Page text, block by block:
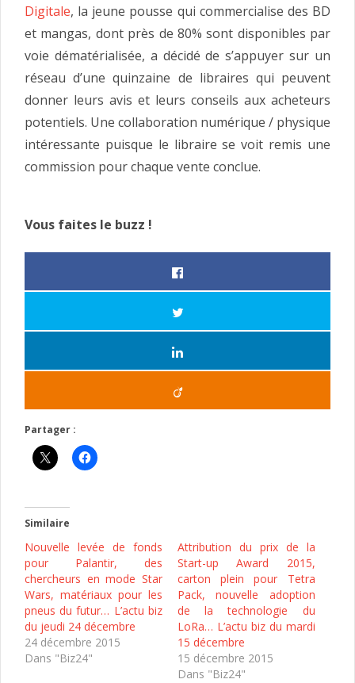
Digitale, la jeune pousse qui commercialise des BD
et mangas, dont près de 80% sont disponibles par
voie dématérialisée, a décidé de s’appuyer sur un
réseau d’une quinzaine de libraires qui peuvent
donner leurs avis et leurs conseils aux acheteurs
potentiels. Une collaboration numérique / physique
intéressante puisque le libraire se voit remis une
commission pour chaque vente conclue.
Vous faites le buzz !
Partager :
Similaire
Nouvelle levée de fonds
pour Palantir, des
chercheurs en mode Star
Wars, matériaux pour les
pneus du futur… L’actu biz
du jeudi 24 décembre
24 décembre 2015
Dans "Biz24"
Attribution du prix de la
Start-up Award 2015,
carton plein pour Tetra
Pack, nouvelle adoption
de la technologie du
LoRa… L’actu biz du mardi
15 décembre
15 décembre 2015
Dans "Biz24"